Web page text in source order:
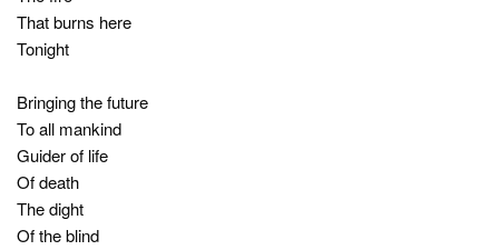
That burns here
Tonight
Bringing the future
To all mankind
Guider of life
Of death
The dight
Of the blind